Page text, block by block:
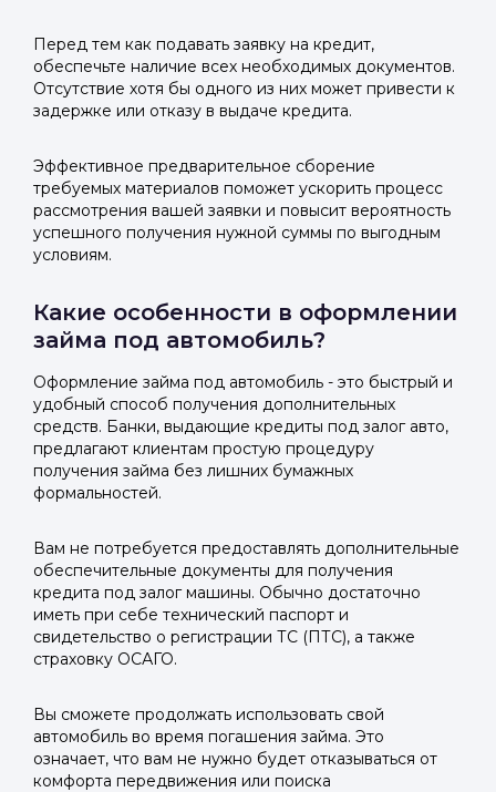
Перед тем как подавать заявку на кредит,
обеспечьте наличие всех необходимых документов.
Отсутствие хотя бы одного из них может привести к
задержке или отказу в выдаче кредита.
Эффективное предварительное сборение
требуемых материалов поможет ускорить процесс
рассмотрения вашей заявки и повысит вероятность
успешного получения нужной суммы по выгодным
условиям.
Какие особенности в оформлении
займа под автомобиль?
Оформление займа под автомобиль - это быстрый и
удобный способ получения дополнительных
средств. Банки, выдающие кредиты под залог авто,
предлагают клиентам простую процедуру
получения займа без лишних бумажных
формальностей.
Вам не потребуется предоставлять дополнительные
обеспечительные документы для получения
кредита под залог машины. Обычно достаточно
иметь при себе технический паспорт и
свидетельство о регистрации ТС (ПТС), а также
страховку ОСАГО.
Вы сможете продолжать использовать свой
автомобиль во время погашения займа. Это
означает, что вам не нужно будет отказываться от
комфорта передвижения или поиска